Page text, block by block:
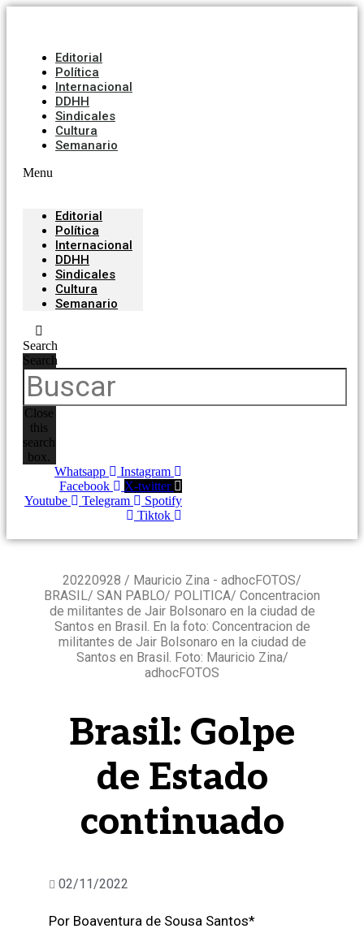
Editorial
Política
Internacional
DDHH
Sindicales
Cultura
Semanario
Menu
Editorial
Política
Internacional
DDHH
Sindicales
Cultura
Semanario
Search
Search
Close
this
search
box.
Whatsapp
Instagram
Facebook
X-twitter
Youtube
Telegram
Spotify
Tiktok
20220928 / Mauricio Zina - adhocFOTOS/
BRASIL/ SAN PABLO/ POLITICA/ Concentracion
de militantes de Jair Bolsonaro en la ciudad de
Santos en Brasil. En la foto: Concentracion de
militantes de Jair Bolsonaro en la ciudad de
Santos en Brasil. Foto: Mauricio Zina/
adhocFOTOS
Brasil: Golpe
de Estado
continuado
02/11/2022
Por Boaventura de Sousa Santos*